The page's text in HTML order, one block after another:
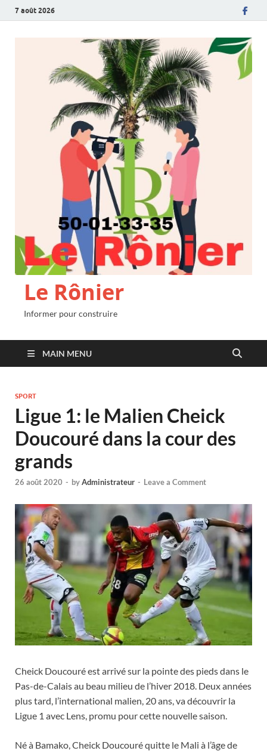
7 août 2026
Le Rônier
Informer pour construire
MAIN MENU
SPORT
Ligue 1: le Malien Cheick
Doucouré dans la cour des
grands
26 août 2020 - byAdministrateur - Leave a Comment
Cheick Doucouré est arrivé sur la pointe des pieds dans le
Pas-de-Calais au beau milieu de l’hiver 2018. Deux années
plus tard, l’international malien, 20 ans, va découvrir la
Ligue 1 avec Lens, promu pour cette nouvelle saison.
Né à Bamako, Cheick Doucouré quitte le Mali à l’âge de